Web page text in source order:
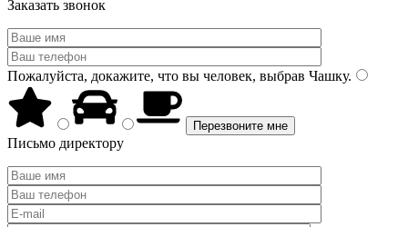
Заказать звонок
Пожалуйста, докажите, что вы человек, выбрав Чашку.
Письмо директору